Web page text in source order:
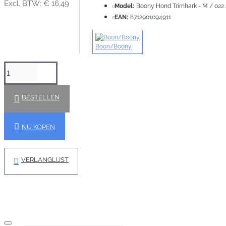
Excl. BTW: € 16,49 Model: Boony Hond Trimhark - M / 022
EAN: 8712901094911
Boon/Boony
BESTELLEN
NU KOPEN
VERLANGLIJST